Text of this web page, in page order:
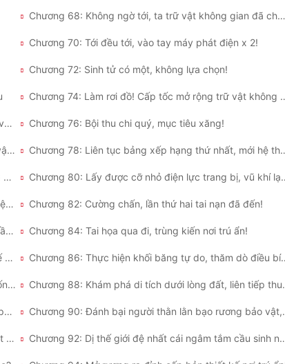
Chương 68: Không ngờ tới, ta trữ vật không gian đã chứa đầy mọi thứ!
Chương 70: Tới đều tới, vào tay máy phát điện x 2!
Chương 72: Sinh tử có một, không lựa chọn!
Chương 74: Làm rơi
Chương 75: Sinh tồn điểm đại phú ông mở rương bảo vật mở đến tay mềm Chương 76: Bội thu chi quý, mục tiêu xăng!
Chương 77: Giao dịch cao cấp người chơi, liền là như vậy giản đơn tự nhiên. Chương 78: Liên tục bảng
Chương 79: Chặng đường bia, mở ra hoàng kim rương báu! Chương 80: Lấy được cỡ
Chương 81: Chống thiên tai? Ta có một cái hoàn mỹ biện pháp! Chương 82: Cường chấn, lần thứ hai tai nạn đã đến!
Chương 83: Lần thứ hai tai nạn kết thúc! Hệ thống lại lần nữa thăng cấp! Chương 84: Tai họa qua đi, trùng kiến nơi trú ẩn!
Chương 85: Cự đại quái vật xuất hiện, khởi động lại kế hoạch điện lực! Chương 86: Thực hiện
Chương 87: Di tích sơ bộ, thu hoạch được ngoài ý muốn chi hỉ! Chương 88:
Chương 89: Lại hoạch hoàng kim rương bảo vật, bộc phát kịch liệt xung đột! Chương 90: Đánh
Chương 91: Tiến vào thần bí động quật, thu hoạch một đám ăn hàng! Chương 92: Dị thế giới đệ